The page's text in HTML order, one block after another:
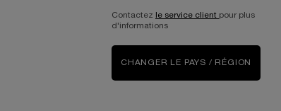
SÉRUM ADVANCED GÉNIFIQUE LIGHT PEARL
ÉPUISÉ - M’INFORMER
Contactez le service client pour plus
d'informations
CHANGER LE PAYS / RÉGION